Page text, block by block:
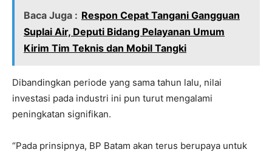
Baca Juga : Respon Cepat Tangani Gangguan
Suplai Air, Deputi Bidang Pelayanan Umum
Kirim Tim Teknis dan Mobil Tangki
Dibandingkan periode yang sama tahun lalu, nilai
investasi pada industri ini pun turut mengalami
peningkatan signifikan.
“Pada prinsipnya, BP Batam akan terus berupaya untuk